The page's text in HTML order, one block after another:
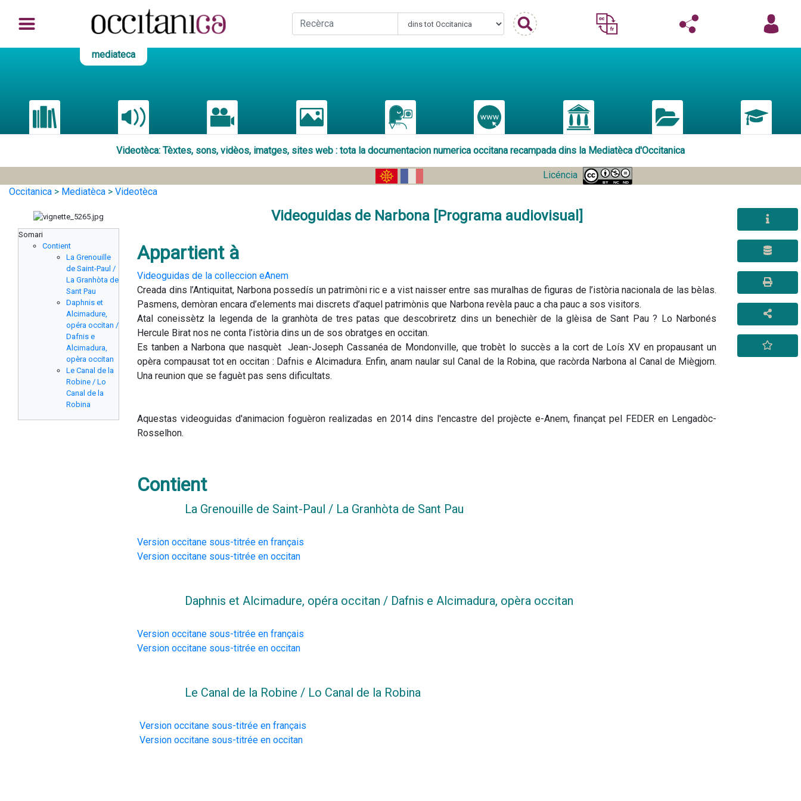
mediateca
Videotèca: Tèxtes, sons, vidèos, imatges, sites web : tota la documentacion numerica occitana recampada dins la Mediatèca d'Occitanica
Licéncia
Occitanica > Mediatèca > Videotèca
Somari
Contient
La Grenouille
de Saint-Paul /
La Granhòta de
Sant Pau
Daphnis et
Alcimadure,
opéra occitan /
Dafnis e
Alcimadura,
opèra occitan
Le Canal de la
Robine / Lo
Canal de la
Robina
Videoguidas de Narbona [Programa audiovisual]
Appartient à
Videoguidas de la colleccion eAnem
Creada dins l’Antiquitat, Narbona possedís un patrimòni ric e a vist naisser entre sas muralhas de figuras de l’istòria nacionala de las bèlas.
Pasmens, demòran encara d’elements mai discrets d’aquel patrimònis que Narbona revèla pauc a cha pauc a sos visitors.
Atal coneissètz la legenda de la granhòta de tres patas que descobriretz dins un benechièr de la glèisa de Sant Pau ? Lo Narbonés
Hercule Birat nos ne conta l’istòria dins un de sos obratges en occitan.
Es tanben a Narbona que nasquèt  Jean-Joseph Cassanéa de Mondonville, que trobèt lo succès a la cort de Loís XV en propausant un
opèra compausat tot en occitan : Dafnis e Alcimadura. Enfin, anam naular sul Canal de la Robina, que racòrda Narbona al Canal de Miègjorn.
Una reunion que se faguèt pas sens dificultats.
Aquestas videoguidas d'animacion foguèron realizadas en 2014 dins l'encastre del projècte e-Anem, finançat pel FEDER en Lengadòc-
Rosselhon.
Contient
La Grenouille de Saint-Paul / La Granhòta de Sant Pau
Version occitane sous-titrée en français
Version occitane sous-titrée en occitan
Daphnis et Alcimadure, opéra occitan / Dafnis e Alcimadura, opèra occitan
Version occitane sous-titrée en français
Version occitane sous-titrée en occitan
Le Canal de la Robine / Lo Canal de la Robina
Version occitane sous-titrée en français
Version occitane sous-titrée en occitan